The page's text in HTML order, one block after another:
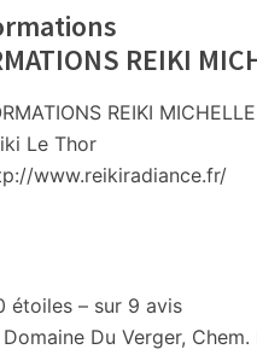
REIKI
REIKI
Le Thor
www.reikiradiance.fr/
étoiles – sur 9 avis
Domaine Du Verger, Chem.